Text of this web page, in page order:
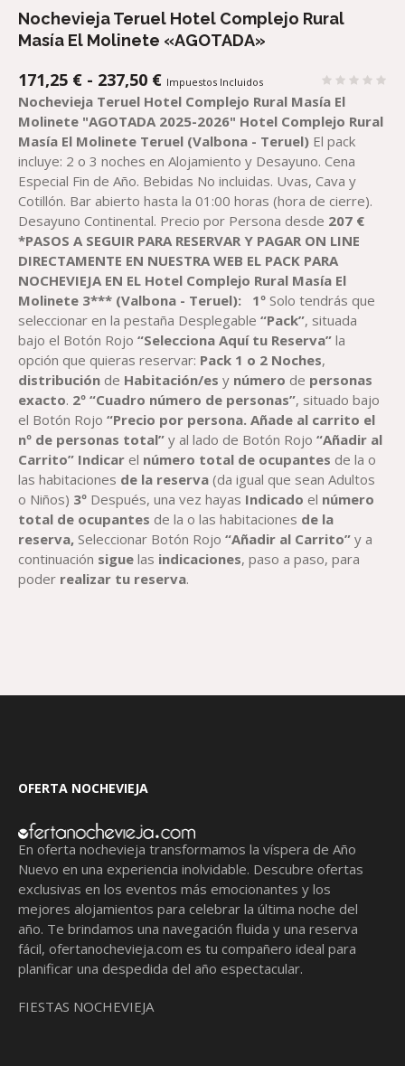
Nochevieja Teruel Hotel Complejo Rural
Masía El Molinete «AGOTADA»
171,25 € - 237,50 €RANGO
DE
PRECIOS:
DESDE
171,25 €
HASTA
237,50 €
Impuestos Incluidos
Nochevieja Teruel Hotel Complejo Rural Masía El
Molinete "AGOTADA 2025-2026" Hotel Complejo Rural
Masía El Molinete Teruel (Valbona - Teruel) El pack
incluye: 2 o 3 noches en Alojamiento y Desayuno. Cena
Especial Fin de Año. Bebidas No incluidas. Uvas, Cava y
Cotillón. Bar abierto hasta la 01:00 horas (hora de cierre).
Desayuno Continental. Precio por Persona desde 207 €
*PASOS A SEGUIR PARA RESERVARY PAGAR ON LINE
DIRECTAMENTE EN NUESTRA WEB EL PACK PARA
NOCHEVIEJA EN EL Hotel Complejo Rural Masía El
Molinete 3*** (Valbona - Teruel): 1ºSolo tendrás que
seleccionar en la pestaña Desplegable“Pack”, situada
bajo el Botón Rojo“Selecciona Aquí tu Reserva” la
opción que quieras reservar: Pack 1 o 2 Noches,
distribución de Habitación/es y número de personas
exacto. 2º “Cuadro número de personas”, situado bajo
el Botón Rojo“Precio por persona. Añade al carrito el
nº de personas total”y al lado de Botón Rojo“Añadir al
Carrito” Indicar el número total de ocupantes de la o
las habitaciones de la reserva (da igual que sean Adultos
o Niños) 3º Después, una vez hayas Indicado el número
total de ocupantes de la o las habitaciones de la
reserva, Seleccionar Botón Rojo“Añadir al Carrito” y a
continuación sigue las indicaciones, paso a paso, para
poder realizar tu reserva.
OFERTA NOCHEVIEJA
En oferta nochevieja transformamos la víspera de Año
Nuevo en una experiencia inolvidable. Descubre ofertas
exclusivas en los eventos más emocionantes y los
mejores alojamientos para celebrar la última noche del
año. Te brindamos una navegación fluida y una reserva
fácil,ofertanochevieja.com es tu compañero ideal para
planificar una despedida del año espectacular.
FIESTAS NOCHEVIEJA